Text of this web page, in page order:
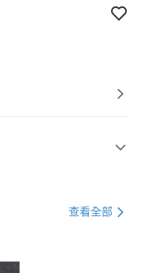
查看全部